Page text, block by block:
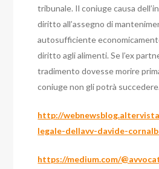
tribunale. Il coniuge causa
diritto all’assegno di
autosufficiente
diritto agli alimenti.Se l’ex
tradimento dovesse morire
coniuge non gli potrà succedere.
http://
legale-dellavv-davide-
https://medium.com/